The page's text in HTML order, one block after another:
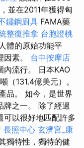
並在2011年獲得匈
鏽鋼廚具 FAMA藥
整復推拿 台胞證桃
體的原始功能平
素。 台中按摩店
內流行。 日本KAO
（131.4億美元）。
品。 如今，是世界
牌之一。 除了經過
可以很好地匹配許多
長照中心 玄濟宮_康
獨特性，獨特的健